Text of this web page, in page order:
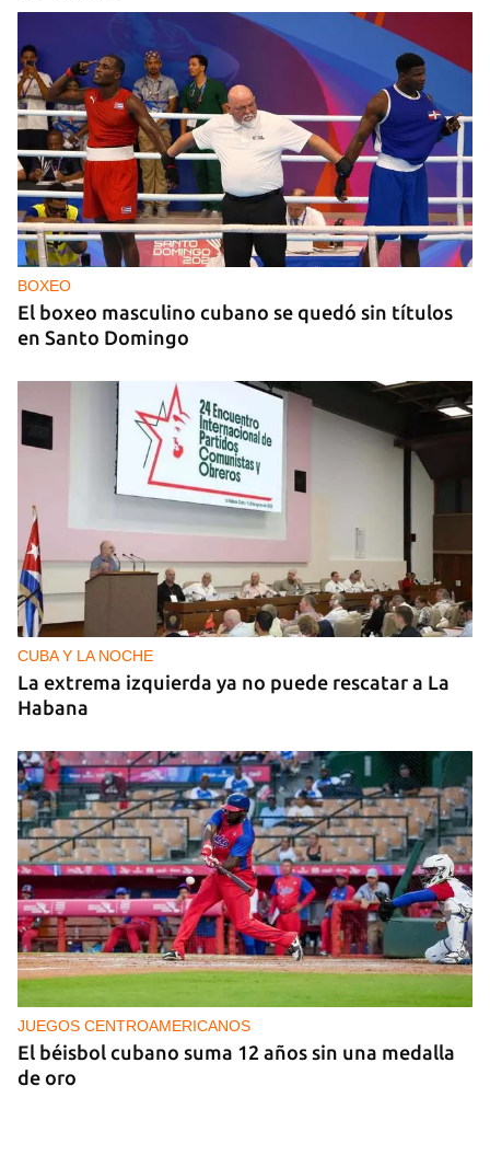
NICARAGUA
EE UU propone a la OEA convocar a los
cancilleres para "tomar medidas" contra las
decisiones de Ortega
BOXEO
El boxeo masculino cubano se quedó sin títulos
en Santo Domingo
CUBA Y LA NOCHE
La extrema izquierda ya no puede rescatar a La
Habana
JUEGOS CENTROAMERICANOS
El béisbol cubano suma 12 años sin una medalla
de oro